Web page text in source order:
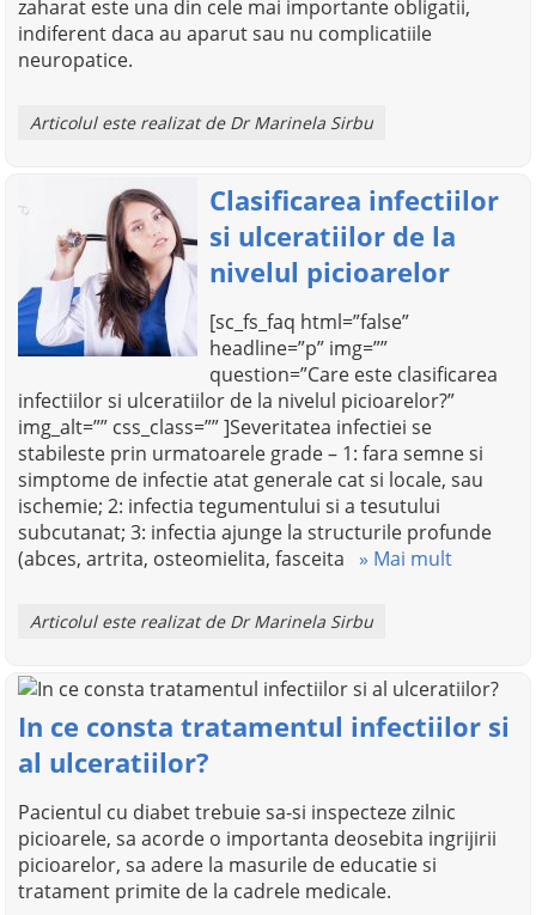
zaharat este una din cele mai importante obligatii,
indiferent daca au aparut sau nu complicatiile
neuropatice.
Articolul este realizat de Dr Marinela Sirbu
Clasificarea infectiilor
si ulceratiilor de la
nivelul picioarelor
[sc_fs_faq html=”false”
headline=”p” img=””
question=”Care este clasificarea
infectiilor si ulceratiilor de la nivelul picioarelor?”
img_alt=”” css_class=”” ]Severitatea infectiei se
stabileste prin urmatoarele grade – 1: fara semne si
simptome de infectie atat generale cat si locale, sau
ischemie; 2: infectia tegumentului si a tesutului
subcutanat; 3: infectia ajunge la structurile profunde
(abces, artrita, osteomielita, fasceita » Mai mult
Articolul este realizat de Dr Marinela Sirbu
In ce consta tratamentul infectiilor si
al ulceratiilor?
Pacientul cu diabet trebuie sa-si inspecteze zilnic
picioarele, sa­ acorde o importanta deosebita ingrijirii
picioarelor, sa adere la masurile de educatie si
tratament primite de la cadrele medicale.